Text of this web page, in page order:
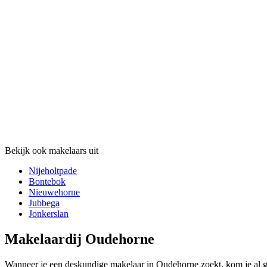
Bekijk ook makelaars uit
Nijeholtpade
Bontebok
Nieuwehorne
Jubbega
Jonkerslan
Makelaardij Oudehorne
Wanneer je een deskundige makelaar in Oudehorne zoekt, kom je